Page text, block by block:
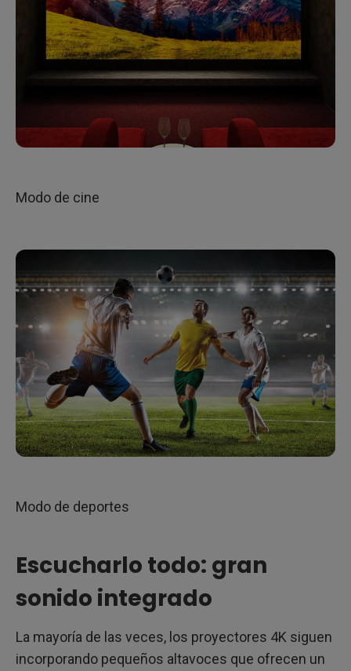
Modo de cine
Modo de deportes
Escucharlo todo: gran
sonido integrado
La mayoría de las veces, los proyectores 4K siguen
incorporando pequeños altavoces que ofrecen un